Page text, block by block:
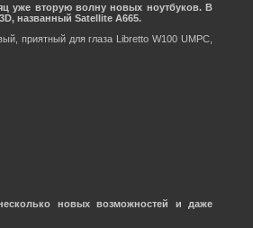
уже вторую волну новых ноутбуков. В
названный Satellite A665.
приятный для глаза Libretto W100 UMPC,
новых возможностей и даже